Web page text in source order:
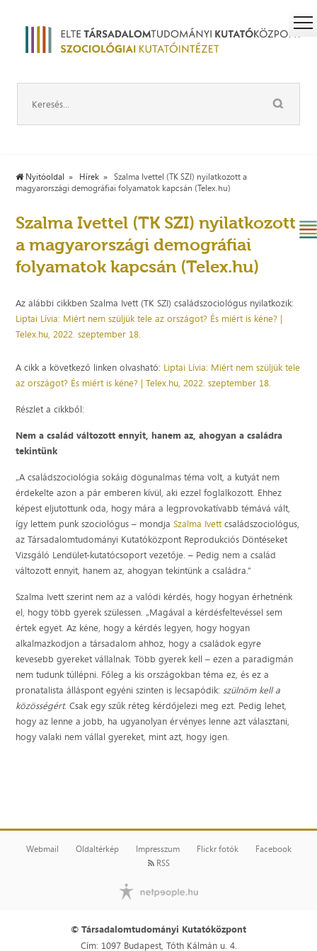
Nyitóoldal Hírek
Szalma Ivettel (TK SZI) nyilatkozott a
magyarországi demográfiai folyamatok kapcsán (Telex.hu)
Szalma Ivettel (TK SZI) nyilatkozott
a magyarországi demográfiai
folyamatok kapcsán (Telex.hu)
Az alábbi cikkben Szalma Ivett (TK SZI) családszociológus nyilatkozik:
Liptai Lívia: Miért nem szüljük tele az országot? És miért is kéne? |
Telex.hu, 2022. szeptember 18.
A cikk a következő linken olvasható: Liptai Lívia: Miért nem szüljük tele
az országot? És miért is kéne? | Telex.hu, 2022. szeptember 18.
Részlet a cikkből:
Nem a család változott ennyit, hanem az, ahogyan a családra
tekintünk
„A családszociológia sokáig dögunalmas téma volt, a kutyát nem
érdekelte azon a pár emberen kívül, aki ezzel foglalkozott. Ehhez
képest eljutottunk oda, hogy mára a legprovokatívabb témává vált,
így lettem punk szociológus – mondjaSzalma Ivett családszociológus,
az Társadalomtudományi Kutatóközpont Reprodukciós Döntéseket
Vizsgáló Lendület-kutatócsoport vezetője. – Pedig nem a család
változott ennyit, hanem az, ahogyan tekintünk a családra.”
Szalma Ivett szerint nem az a valódi kérdés, hogy hogyan érhetnénk
el, hogy több gyerek szülessen. „Magával a kérdésfeltevéssel sem
értek egyet. Az kéne, hogy a kérdés legyen, hogy hogyan
alkalmazkodjon a társadalom ahhoz, hogy a családok egyre
kevesebb gyereket vállalnak. Több gyerek kell – ezen a paradigmán
nem tudunk túllépni. Főleg a kis országokban téma ez, és ez a
pronatalista álláspont egyéni szinten is lecsapódik:szülnöm kell a
közösségért. Csak egy szűk réteg kérdőjelezi meg ezt. Pedig lehet,
hogy az lenne a jobb, ha ugyanolyan érvényes lenne azt választani,
hogy valaki nem vállal gyereket, mint azt, hogy igen.
Webmail Oldaltérkép Impresszum Flickr fotók
Facebook
RSS
© Társadalomtudományi Kutatóközpont
Cím: 1097 Budapest, Tóth Kálmán u. 4.